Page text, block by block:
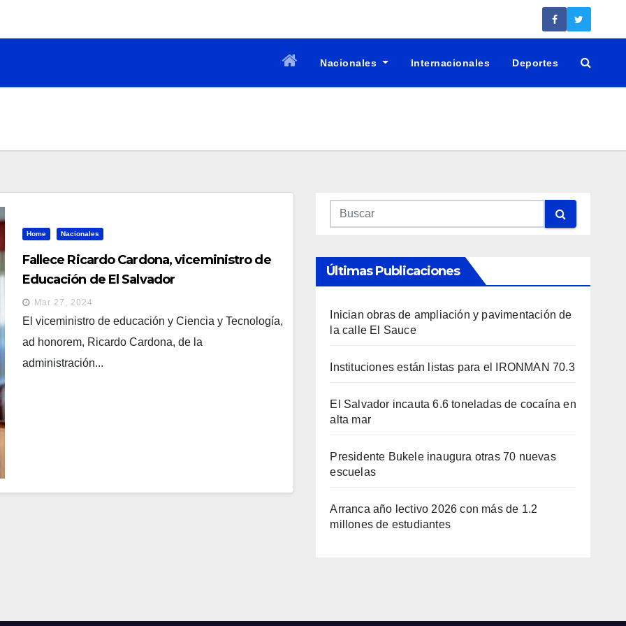
Nacionales Internacionales Deportes
Home Nacionales
Fallece Ricardo Cardona, viceministro de
Educación de El Salvador
Mar 27, 2024
El viceministro de educación y Ciencia y Tecnología,
ad honorem, Ricardo Cardona, de la
administración...
Últimas Publicaciones
Inician obras de ampliación y pavimentación de
la calle El Sauce
Instituciones están listas para el IRONMAN 70.3
El Salvador incauta 6.6 toneladas de cocaína en
alta mar
Presidente Bukele inaugura otras 70 nuevas
escuelas
Arranca año lectivo 2026 con más de 1.2
millones de estudiantes